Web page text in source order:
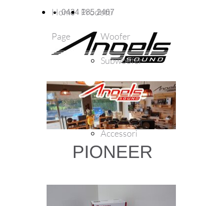
0434 185 2467
Home
Page
Prodotti
Woofer
Subwoofer
Amplificatori
Autoradio
Accessori
PIONEER